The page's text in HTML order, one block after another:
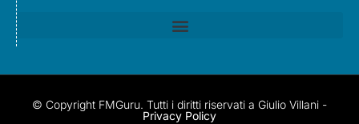
© Copyright FMGuru. Tutti i diritti riservati a Giulio Villani -
Privacy Policy